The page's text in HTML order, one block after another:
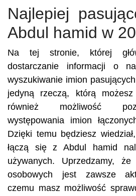
Najlepiej
Abdul hamid w
Na tej stronie, której
dostarczanie informacji o
wyszukiwanie imion
jedyną rzeczą, którą
również możliwość
występowania imion
Dzięki temu będziesz
łączą się z Abdul hamid
używanych. Uprzedzamy,
osobowych jest zawsze
czemu masz możliwość